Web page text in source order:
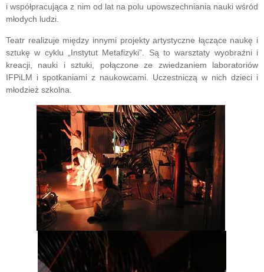
i współpracująca z nim od lat na polu upowszechniania nauki wśród
młodych ludzi.
Teatr realizuje między innymi projekty artystyczne łączące naukę i
sztukę w cyklu „Instytut Metafizyki”. Są to warsztaty wyobraźni i
kreacji, nauki i sztuki, połączone ze zwiedzaniem laboratoriów
IFPiLM i spotkaniami z naukowcami. Uczestniczą w nich dzieci i
młodzież szkolna.